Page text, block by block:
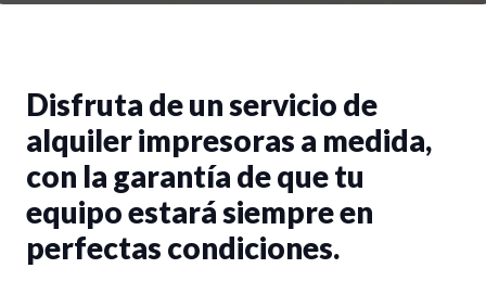
Disfruta de un servicio de
alquiler impresoras a medida,
con la garantía de que tu
equipo estará siempre en
perfectas condiciones.